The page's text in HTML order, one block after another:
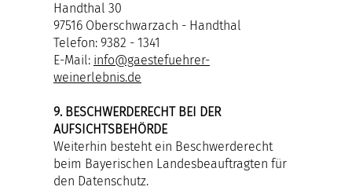
Handthal 30
97516 Oberschwarzach - Handthal
Telefon: 9382 - 1341
E-Mail: info@gaestefuehrer-
weinerlebnis.de
9. BESCHWERDERECHT BEI DER
AUFSICHTSBEHÖRDE
Weiterhin besteht ein Beschwerderecht
beim Bayerischen Landesbeauftragten für
den Datenschutz.